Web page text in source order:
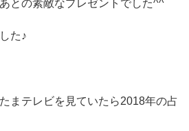
との素敵なプレゼントでした^^
た♪
まテレビを見ていたら2018年の占